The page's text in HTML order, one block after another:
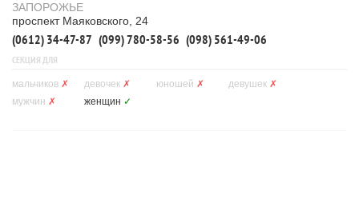
ЗАПОРОЖЬЕ
проспект Маяковского, 24
(0612) 34-47-87 (099) 780-58-56 (098) 561-49-06
СЕКЦИЯ ДЛЯ
мальчиков ✗ девочек ✗ юношей ✗ девушек ✗
мужчин ✗ женщин ✓